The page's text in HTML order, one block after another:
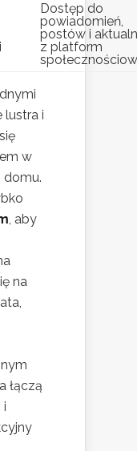
Dostęp do
powiadomień,
postów i
z platform
lustra i
w
, aby
na
łączą
i